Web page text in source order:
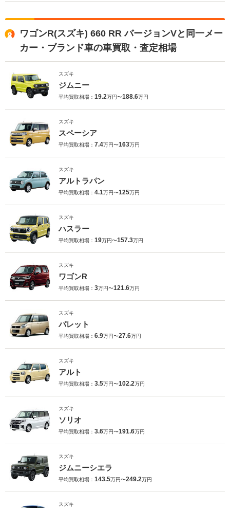
ワゴンR(スズキ) 660 RR バージョンVと同一メー
カー・ブランド車の車買取・査定相場
スズキ
ジムニー
平均買取相場： 19.2万円〜188.6万円
スズキ
スペーシア
平均買取相場： 7.4万円〜163万円
スズキ
アルトラパン
平均買取相場： 4.1万円〜125万円
スズキ
ハスラー
平均買取相場： 19万円〜157.3万円
スズキ
ワゴンR
平均買取相場： 3万円〜121.6万円
スズキ
パレット
平均買取相場： 6.9万円〜27.6万円
スズキ
アルト
平均買取相場： 3.5万円〜102.2万円
スズキ
ソリオ
平均買取相場： 3.6万円〜191.6万円
スズキ
ジムニーシエラ
平均買取相場： 143.5万円〜249.2万円
スズキ